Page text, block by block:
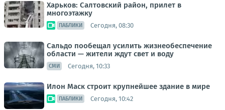
Харьков: Салтовский район, прилет в
многоэтажку
ПАБЛИКИ Сегодня, 08:30
Сальдо пообещал усилить жизнеобеспечение
области — жители ждут свет и воду
СМИ Сегодня, 10:33
Илон Маск строит крупнейшее здание в мире
ПАБЛИКИ Сегодня, 10:42